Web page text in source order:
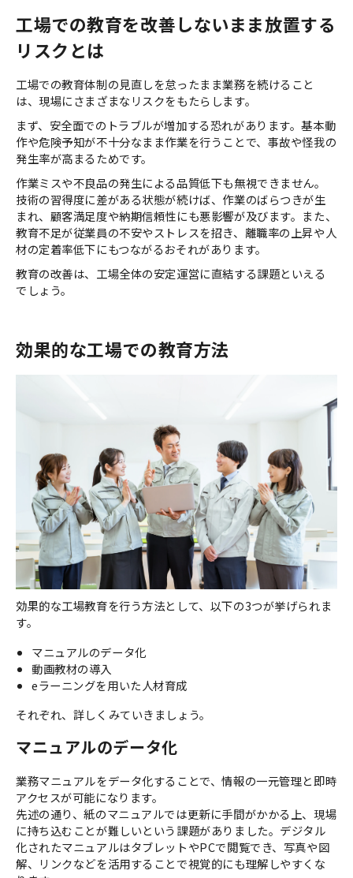
工場での教育を改善しないまま放置する
リスクとは
工場での教育体制の見直しを怠ったまま業務を続けること
は、現場にさまざまなリスクをもたらします。
まず、安全面でのトラブルが増加する恐れがあります。基本動
作や危険予知が不十分なまま作業を行うことで、事故や怪我の
発生率が高まるためです。
作業ミスや不良品の発生による品質低下も無視できません。
技術の習得度に差がある状態が続けば、作業のばらつきが生
まれ、顧客満足度や納期信頼性にも悪影響が及びます。また、
教育不足が従業員の不安やストレスを招き、離職率の上昇や人
材の定着率低下にもつながるおそれがあります。
教育の改善は、工場全体の安定運営に直結する課題といえる
でしょう。
効果的な工場での教育方法
効果的な工場教育を行う方法として、以下の3つが挙げられま
す。
マニュアルのデータ化
動画教材の導入
eラーニングを用いた人材育成
それぞれ、詳しくみていきましょう。
マニュアルのデータ化
業務マニュアルをデータ化することで、情報の一元管理と即時
アクセスが可能になります。
先述の通り、紙のマニュアルでは更新に手間がかかる上、現場
に持ち込むことが難しいという課題がありました。デジタル
化されたマニュアルはタブレットやPCで閲覧でき、写真や図
解、リンクなどを活用することで視覚的にも理解しやすくな